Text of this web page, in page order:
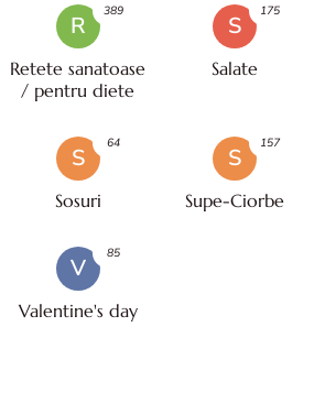
R
Retete sanatoase
/ pentru diete
389
S
Salate
175
S
Sosuri
64
S
Supe-Ciorbe
157
V
Valentine's day
85